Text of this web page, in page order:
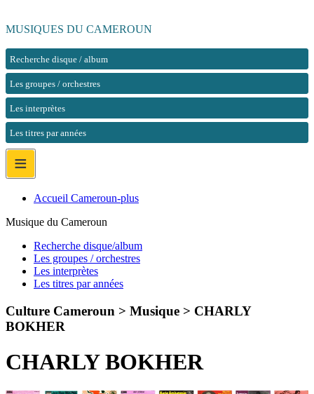
MUSIQUES DU CAMEROUN
Recherche disque / album
Les groupes / orchestres
Les interprètes
Les titres par années
≡
Accueil Cameroun-plus
Musique du Cameroun
Recherche disque/album
Les groupes / orchestres
Les interprètes
Les titres par années
Culture Cameroun > Musique > CHARLY
BOKHER
CHARLY BOKHER